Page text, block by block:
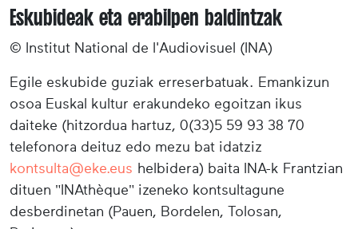
Eskubideak eta erabilpen baldintzak
© Institut National de l'Audiovisuel (INA)
Egile eskubide guziak erreserbatuak. Emankizun
osoa Euskal kultur erakundeko egoitzan ikus
daiteke (hitzordua hartuz, 0(33)5 59 93 38 70
telefonora deituz edo mezu bat idatziz
kontsulta@eke.eus helbidera) baita INA-k Frantzian
dituen "INAthèque" izeneko kontsultagune
desberdinetan (Pauen, Bordelen, Tolosan,